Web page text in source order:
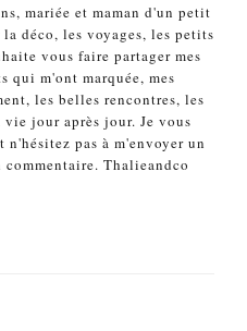
mariée et maman d'un petit
déco, les voyages, les petits
vous faire partager mes
qui m'ont marquée, mes
les belles rencontres, les
jour après jour. Je vous
pas à m'envoyer un
commentaire. Thalieandco